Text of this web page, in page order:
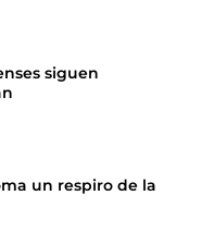
siguen
un respiro de la